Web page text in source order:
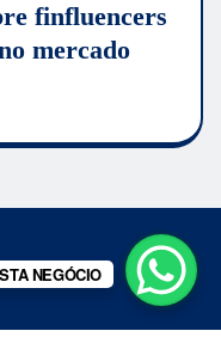
finfluencers
mercado
NEGÓCIO